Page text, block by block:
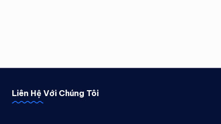
Liên Hệ Với Chúng Tôi